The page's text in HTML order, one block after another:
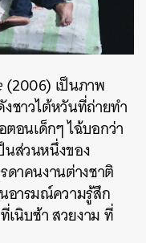
(2006) เป็นภาพ
ชาวไต้หวันที่ถ่ายทำ
ตอนเด็กๆ ไฉ้บอกว่า
นส่วนหนึ่งของ
ดาคนงานต่างชาติ
อารมณ์ความรู้สึก
นิบช้า สวยงาม ที่